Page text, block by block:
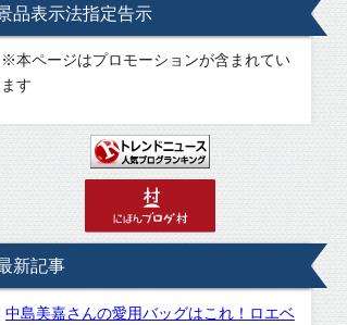
品表示法指定告示
※本ページはプロモーションが含まれてい
ます
新記事
中島美嘉さんの愛用バッグはこれ！ロエベ